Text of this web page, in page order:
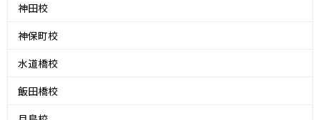
神田校
神保町校
水道橋校
飯田橋校